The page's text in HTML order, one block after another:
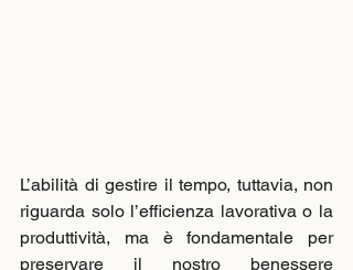
L’abilità di gestire il tempo, tuttavia, non
riguarda solo l’efficienza lavorativa o la
produttività, ma è fondamentale per
preservare il nostro benessere